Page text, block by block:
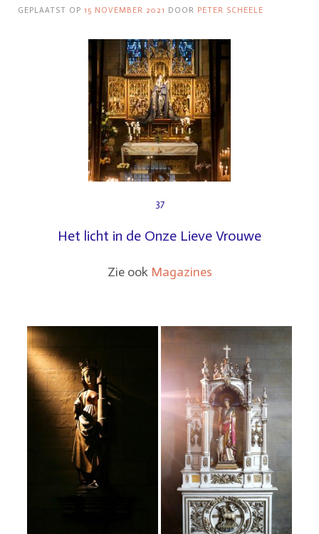
GEPLAATST OP 15 NOVEMBER 2021 DOOR PETER SCHEELE
37
Het licht in de Onze Lieve Vrouwe
Zie ook Magazines